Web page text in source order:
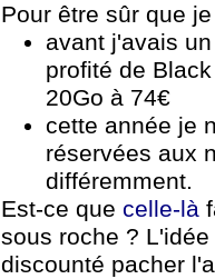
Pour être sûr que
avant j'avais
profité de
20Go à 74€
cette année je
réservées aux
différemment.
Est-ce quecelle-là
sous roche ?
discounté pacher